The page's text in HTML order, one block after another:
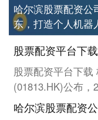
哈尔滨股票配资公
东，打造个人机器
股票配资平台下载
(01813.HK)公布，